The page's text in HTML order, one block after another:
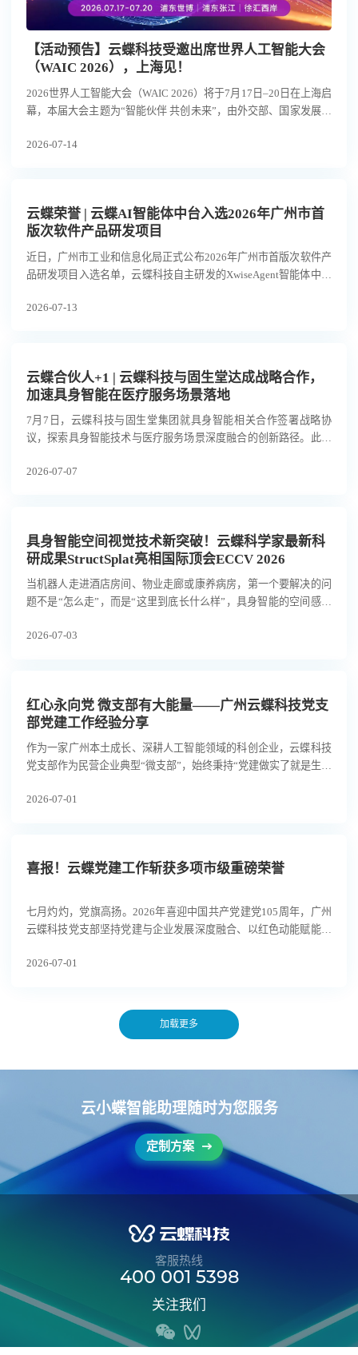
【活动预告】云蝶科技受邀出席世界人工智能大会
（WAIC 2026），上海见！
2026世界人工智能大会（WAIC 2026）将于7月17日–20日在上海启
幕，本届大会主题为“智能伙伴 共创未来”，由外交部、国家发展改
联网信息办公室、中国科学院、中国科协及上海市人民政府共同主
2026-07-14
云蝶荣誉 | 云蝶AI智能体中台入选2026年广州市首
版次软件产品研发项目
近日，广州市工业和信息化局正式公布2026年广州市首版次软件产
品研发项目入选名单，云蝶科技自主研发的XwiseAgent智能体中台
扶持。
2026-07-13
云蝶合伙人+1 | 云蝶科技与固生堂达成战略合作，
加速具身智能在医疗服务场景落地
7月7日，云蝶科技与固生堂集团就具身智能相关合作签署战略协
议，探索具身智能技术与医疗服务场景深度融合的创新路径。此举
形机器人与具身智能实景实训专项行动的号召，紧扣“应用牵引”主
2026-07-07
具身智能空间视觉技术新突破！云蝶科学家最新科
研成果StructSplat亮相国际顶会ECCV 2026
当机器人走进酒店房间、物业走廊或康养病房，第一个要解决的问
题不是“怎么走”，而是“这里到底长什么样”，具身智能的空间感知
岭。
2026-07-03
红心永向党 微支部有大能量——广州云蝶科技党支
部党建工作经验分享
作为一家广州本土成长、深耕人工智能领域的科创企业，云蝶科技
党支部作为民营企业典型“微支部”，始终秉持“党建做实了就是生产
经营、人才深度融合，持续将组织优势转化为企业创新动能。如
省政府“广东省先进集体” 表彰，获评国家高新技术企业、广东省专
广州市战略性产业集群（人工智能）链主单位等荣誉；党支部建设
也同步提质见效，屡获各级党建表彰，实现企业发展与党建成效双
2026-07-01
喜报！云蝶党建工作斩获多项市级重磅荣誉
七月灼灼，党旗高扬。2026年喜迎中国共产党建党105周年，广州
云蝶科技党支部坚持党建与企业发展深度融合、以红色动能赋能新
干成效，斩获多项市级重磅党建荣誉。
2026-07-01
加载更多
云小蝶智能助理随时为您服务
定制方案
客服热线
400 001 5398
关注我们